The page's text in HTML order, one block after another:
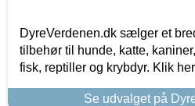
DyreVerdenen.dk sælger et
tilbehør til hunde, katte,
fisk, reptiller og krybdyr. Klik
Se udvalget på